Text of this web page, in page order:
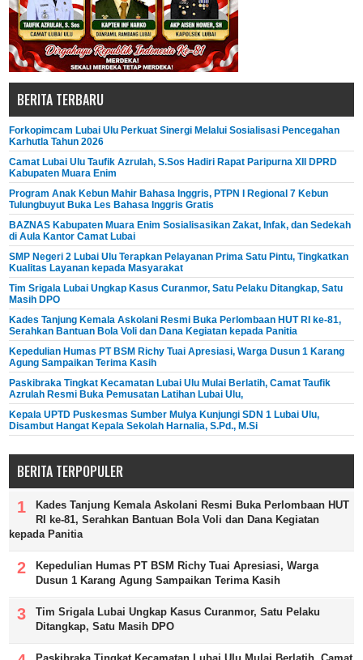
BERITA TERBARU
Forkopimcam Lubai Ulu Perkuat Sinergi Melalui Sosialisasi Pencegahan
Karhutla Tahun 2026
Camat Lubai Ulu Taufik Azrulah, S.Sos Hadiri Rapat Paripurna XII DPRD
Kabupaten Muara Enim
Program Anak Kebun Mahir Bahasa Inggris, PTPN I Regional 7 Kebun
Tulungbuyut Buka Les Bahasa Inggris Gratis
BAZNAS Kabupaten Muara Enim Sosialisasikan Zakat, Infak, dan Sedekah
di Aula Kantor Camat Lubai
SMP Negeri 2 Lubai Ulu Terapkan Pelayanan Prima Satu Pintu, Tingkatkan
Kualitas Layanan kepada Masyarakat
Tim Srigala Lubai Ungkap Kasus Curanmor, Satu Pelaku Ditangkap, Satu
Masih DPO
Kades Tanjung Kemala Askolani Resmi Buka Perlombaan HUT RI ke-81,
Serahkan Bantuan Bola Voli dan Dana Kegiatan kepada Panitia
Kepedulian Humas PT BSM Richy Tuai Apresiasi, Warga Dusun 1 Karang
Agung Sampaikan Terima Kasih
Paskibraka Tingkat Kecamatan Lubai Ulu Mulai Berlatih, Camat Taufik
Azrulah Resmi Buka Pemusatan Latihan Lubai Ulu,
Kepala UPTD Puskesmas Sumber Mulya Kunjungi SDN 1 Lubai Ulu,
Disambut Hangat Kepala Sekolah Harnalia, S.Pd., M.Si
BERITA TERPOPULER
Kades Tanjung Kemala Askolani Resmi Buka Perlombaan HUT
RI ke-81, Serahkan Bantuan Bola Voli dan Dana Kegiatan
kepada Panitia
Kepedulian Humas PT BSM Richy Tuai Apresiasi, Warga
Dusun 1 Karang Agung Sampaikan Terima Kasih
Tim Srigala Lubai Ungkap Kasus Curanmor, Satu Pelaku
Ditangkap, Satu Masih DPO